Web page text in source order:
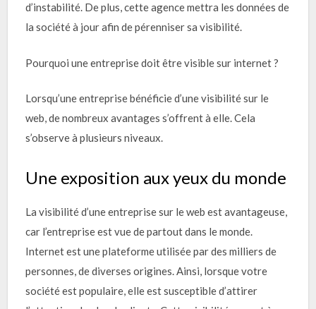
d’instabilité. De plus, cette agence mettra les données de
la société à jour afin de pérenniser sa visibilité.
Pourquoi une entreprise doit être visible sur internet ?
Lorsqu’une entreprise bénéficie d’une visibilité sur le
web, de nombreux avantages s’offrent à elle. Cela
s’observe à plusieurs niveaux.
Une exposition aux yeux du monde
La visibilité d’une entreprise sur le web est avantageuse,
car l’entreprise est vue de partout dans le monde.
Internet est une plateforme utilisée par des milliers de
personnes, de diverses origines. Ainsi, lorsque votre
société est populaire, elle est susceptible d’attirer